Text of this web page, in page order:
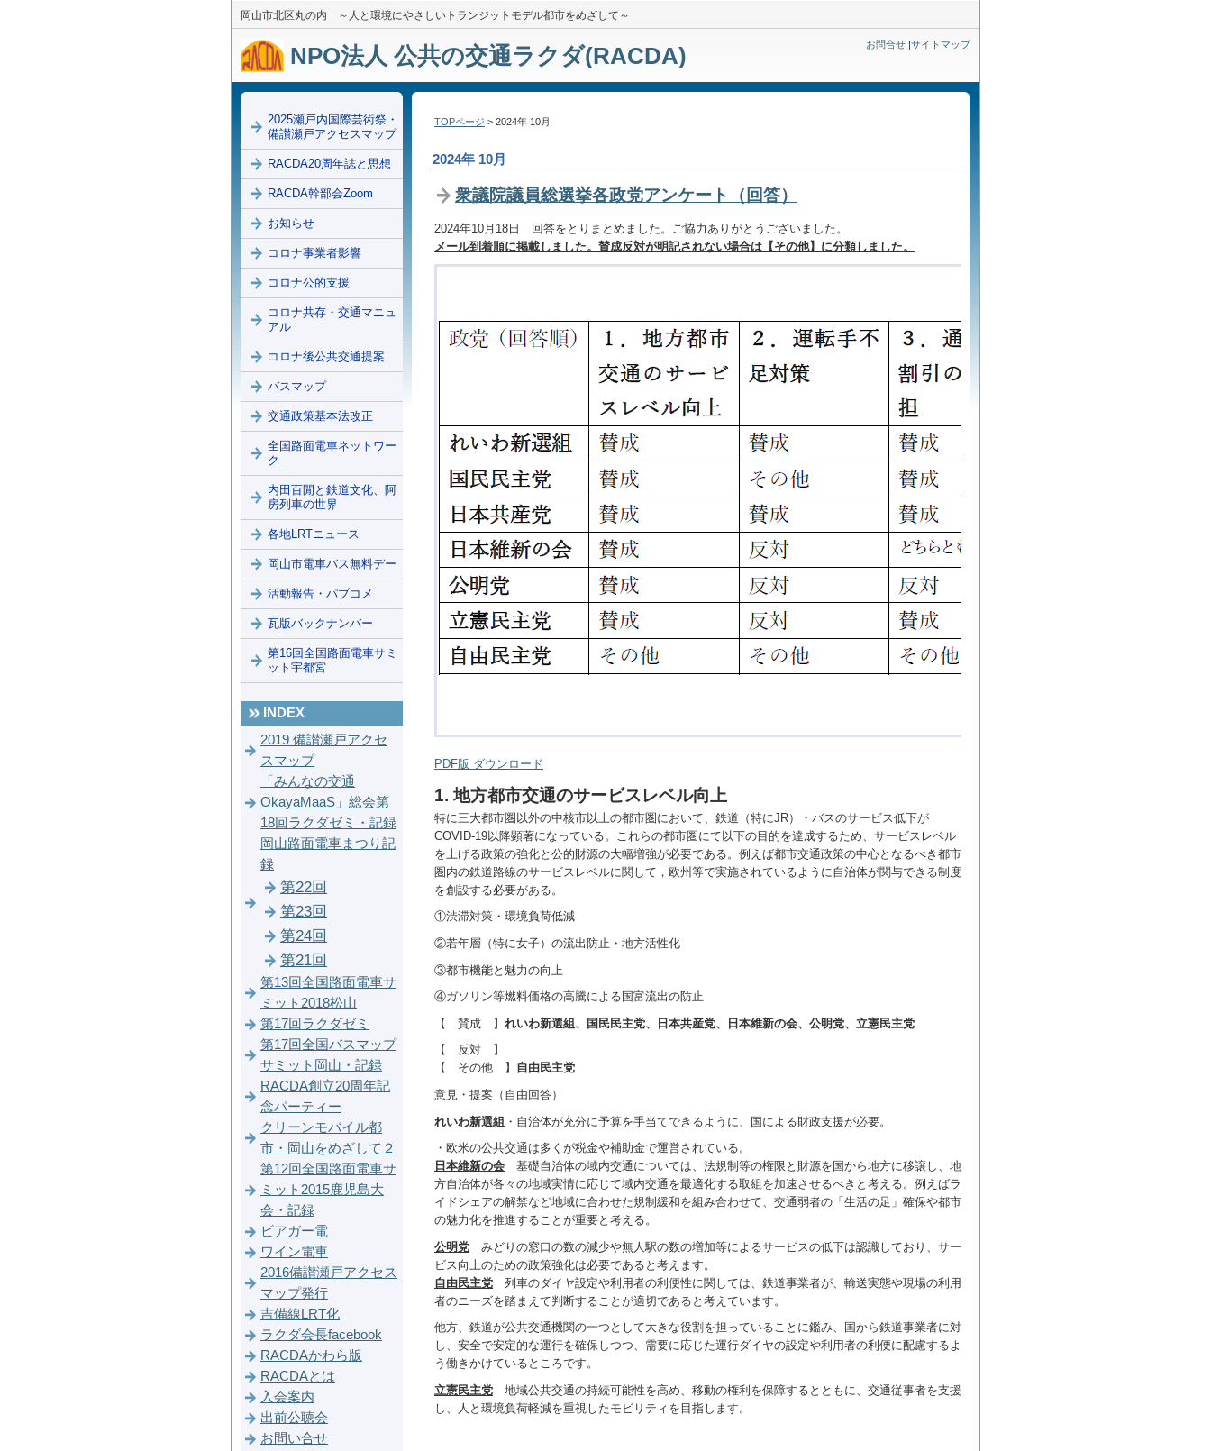
岡山市北区丸の内 ～人と環境にやさしいトランジットモデル都市をめざして～
NPO法人 公共の交通ラクダ(RACDA) お問合せ |サイトマップ
TOPページ > 2024年 10月
2024年 10月
衆議院議員総選挙各政党アンケート（回答）
2024年10月18日 回答をとりまとめました。ご協力ありがとうございました。
メール到着順に掲載しました。賛成反対が明記されない場合は【その他】に分類しました。
PDF版 ダウンロード
1. 地方都市交通のサービスレベル向上
特に三大都市圏以外の中核市以上の都市圏において、鉄道（特にJR）・バスのサービス低下が
COVID-19以降顕著になっている。これらの都市圏にて以下の目的を達成するため、サービスレベル
を上げる政策の強化と公的財源の大幅増強が必要である。例えば都市交通政策の中心となるべき都市
圏内の鉄道路線のサービスレベルに関して，欧州等で実施されているように自治体が関与できる制度
を創設する必要がある。
①渋滞対策・環境負荷低減
②若年層（特に女子）の流出防止・地方活性化
③都市機能と魅力の向上
④ガソリン等燃料価格の高騰による国富流出の防止
【 賛成 】 れいわ新選組、国民民主党、日本共産党、日本維新の会、公明党、立憲民主党
【 反対 】
【 その他 】 自由民主党
意見・提案（自由回答）
れいわ新選組 ・自治体が充分に予算を手当てできるように、国による財政支援が必要。
・欧米の公共交通は多くが税金や補助金で運営されている。
日本維新の会 基礎自治体の域内交通については、法規制等の権限と財源を国から地方に移譲し、地
方自治体が各々の地域実情に応じて域内交通を最適化する取組を加速させるべきと考える。例えばラ
イドシェアの解禁など地域に合わせた規制緩和を組み合わせて、交通弱者の「生活の足」確保や都市
の魅力化を推進することが重要と考える。
公明党 みどりの窓口の数の減少や無人駅の数の増加等によるサービスの低下は認識しており、サー
ビス向上のための政策強化は必要であると考えます。
自由民主党 列車のダイヤ設定や利用者の利便性に関しては、鉄道事業者が、輸送実態や現場の利用
者のニーズを踏まえて判断することが適切であると考えています。
他方、鉄道が公共交通機関の一つとして大きな役割を担っていることに鑑み、国から鉄道事業者に対
し、安全で安定的な運行を確保しつつ、需要に応じた運行ダイヤの設定や利用者の利便に配慮するよ
う働きかけているところです。
立憲民主党 地域公共交通の持続可能性を高め、移動の権利を保障するとともに、交通従事者を支援
し、人と環境負荷軽減を重視したモビリティを目指します。
2025瀬戸内国際芸術祭・
備讃瀬戸アクセスマップ
RACDA20周年誌と思想
RACDA幹部会Zoom
お知らせ
コロナ事業者影響
コロナ公的支援
コロナ共存・交通マニュ
アル
コロナ後公共交通提案
バスマップ
交通政策基本法改正
全国路面電車ネットワー
ク
内田百閒と鉄道文化、阿
房列車の世界
各地LRTニュース
岡山市電車バス無料デー
活動報告・パブコメ
瓦版バックナンバー
第16回全国路面電車サミ
ット宇都宮
INDEX
2019 備讃瀬戸アクセ
スマップ
「みんなの交通
OkayaMaaS」総会第
18回ラクダゼミ・記録
岡山路面電車まつり記
録
第22回
第23回
第24回
第21回
第13回全国路面電車サ
ミット2018松山
第17回ラクダゼミ
第17回全国バスマップ
サミット岡山・記録
RACDA創立20周年記
念パーティー
クリーンモバイル都
市・岡山をめざして２
第12回全国路面電車サ
ミット2015鹿児島大
会・記録
ビアガー電
ワイン電車
2016備讃瀬戸アクセス
マップ発行
吉備線LRT化
ラクダ会長facebook
RACDAかわら版
RACDAとは
入会案内
出前公聴会
お問い合せ